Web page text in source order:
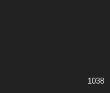
1038